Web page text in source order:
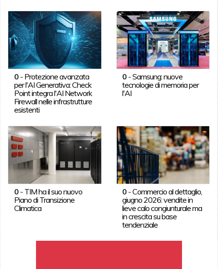
0- Protezione avanzata
per l'AI Generativa: Check
Point integra l'AI Network
Firewall nelle infrastrutture
esistenti
0 -Samsung: nuove
tecnologie di memoria per
l'AI
0- TIM ha il suo nuovo
Piano di Transizione
Climatica
0 -Commercio al dettaglio,
giugno 2026: vendite in
lieve calo congiunturale ma
in crescita su base
tendenziale